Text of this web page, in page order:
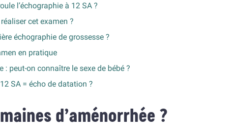
l’échographie à 12 SA ?
cet examen ?
échographie de grossesse ?
en pratique
: peut-on connaître le sexe de bébé ?
SA = écho de datation ?
d’aménorrhée ?